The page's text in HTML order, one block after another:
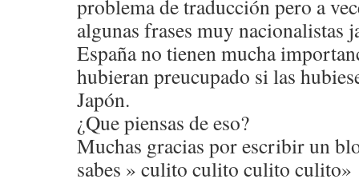
problema de traducción pero a
algunas frases muy nacionalistas
España no tienen mucha
hubieran preucupado si las
Japón.
¿Que piensas de eso?
Muchas gracias por escribir un
sabes » culito culito culito culito»